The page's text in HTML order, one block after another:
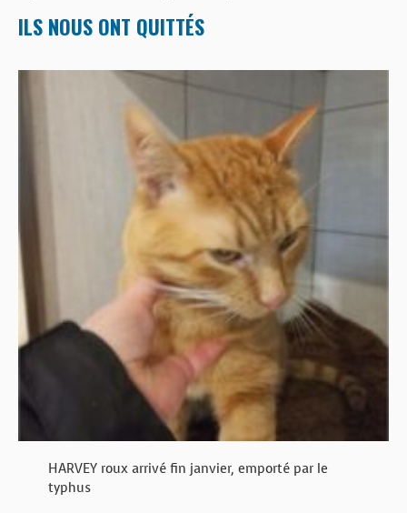
ILS NOUS ONT QUITTÉS
HARVEY roux arrivé fin janvier, emporté par le
typhus